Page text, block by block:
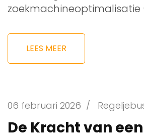
zoekmachineoptimalisatie
LEES MEER
06 februari 2026 /
De Kracht van